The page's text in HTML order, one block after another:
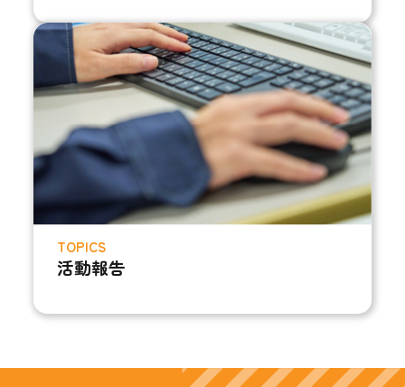
TOPICS
活動報告